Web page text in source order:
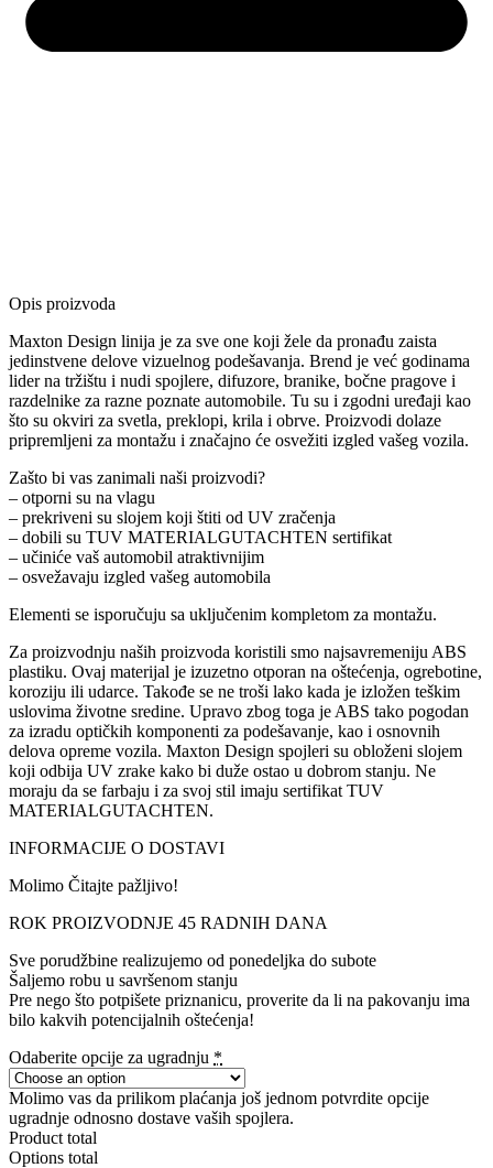
Opis proizvoda
Maxton Design linija je za sve one koji žele da pronađu zaista
jedinstvene delove vizuelnog podešavanja. Brend je već godinama
lider na tržištu i nudi spojlere, difuzore, branike, bočne pragove i
razdelnike za razne poznate automobile. Tu su i zgodni uređaji kao
što su okviri za svetla, preklopi, krila i obrve. Proizvodi dolaze
pripremljeni za montažu i značajno će osvežiti izgled vašeg vozila.
Zašto bi vas zanimali naši proizvodi?
– otporni su na vlagu
– prekriveni su slojem koji štiti od UV zračenja
– dobili su TUV MATERIALGUTACHTEN sertifikat
– učiniće vaš automobil atraktivnijim
– osvežavaju izgled vašeg automobila
Elementi se isporučuju sa uključenim kompletom za montažu.
Za proizvodnju naših proizvoda koristili smo najsavremeniju ABS
plastiku. Ovaj materijal je izuzetno otporan na oštećenja, ogrebotine,
koroziju ili udarce. Takođe se ne troši lako kada je izložen teškim
uslovima životne sredine. Upravo zbog toga je ABS tako pogodan
za izradu optičkih komponenti za podešavanje, kao i osnovnih
delova opreme vozila. Maxton Design spojleri su obloženi slojem
koji odbija UV zrake kako bi duže ostao u dobrom stanju. Ne
moraju da se farbaju i za svoj stil imaju sertifikat TUV
MATERIALGUTACHTEN.
INFORMACIJE O DOSTAVI
Molimo Čitajte pažljivo!
ROK PROIZVODNJE 45 RADNIH DANA
Sve porudžbine realizujemo od ponedeljka do subote
Šaljemo robu u savršenom stanju
Pre nego što potpišete priznanicu, proverite da li na pakovanju ima
bilo kakvih potencijalnih oštećenja!
Odaberite opcije za ugradnju *
Molimo vas da prilikom plaćanja još jednom potvrdite opcije
ugradnje odnosno dostave vaših spojlera.
Product total
Options total